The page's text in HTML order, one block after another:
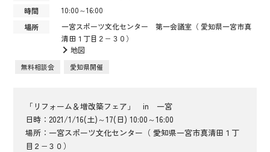
時間
10:00～16:00
場所
一宮スポーツ文化センター 第一会議室（ 愛知県一宮市真
清田１丁目２−３０）
地図
無料相談会 愛知県開催
「リフォーム＆増改築フェア」 in 一宮
日時：2021/1/16(土)～17(日) 10:00～16:00
場所：一宮スポーツ文化センター（ 愛知県一宮市真清田１丁
目２−３０）